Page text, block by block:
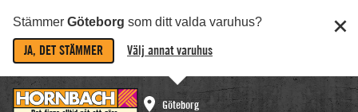
Stämmer Göteborg som ditt valda varuhus?
JA, DET STÄMMER Välj annat varuhus
Göteborg